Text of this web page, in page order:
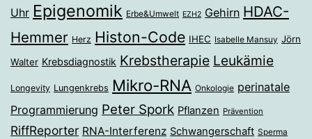
Uhr Epigenomik Erbe&Umwelt EZH2 Gehirn HDAC-
Hemmer Herz Histon-Code IHEC Isabelle Mansuy Jörn
Walter Krebsdiagnostik Krebstherapie Leukämie
Longevity Lungenkrebs Mikro-RNA Onkologie perinatale
Programmierung Peter Spork Pflanzen Prävention
RiffReporter RNA-Interferenz Schwangerschaft Sperma